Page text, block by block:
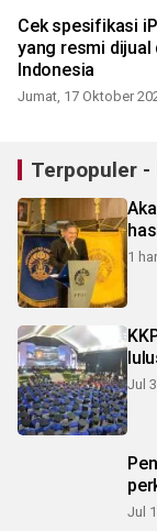
Cek spesifikasi
yang resmi dijual
Indonesia
Jumat, 17 Oktober
Terpopuler -
1
Jul
Jul